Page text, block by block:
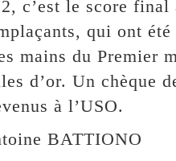
c’est le score
qui ont
mains du Premier
d’or. Un chèque
à l’USO.
BATTIONO